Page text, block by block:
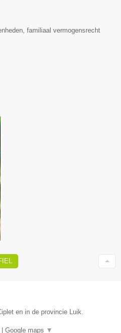
familiaal vermogensrecht
en in de provincie Luik.
Google maps ▼